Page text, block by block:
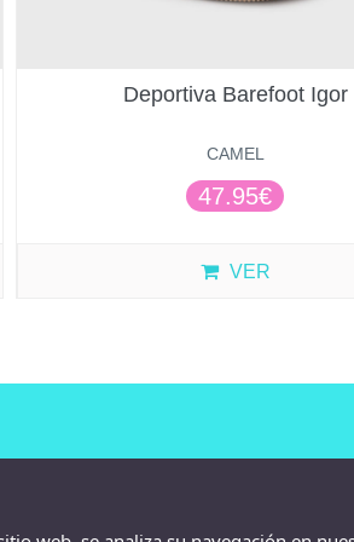
Deportiva Barefoot Igor
CAMEL
47.95€
VER